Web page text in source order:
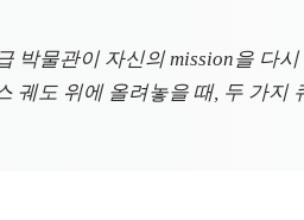
박물관이 자신의 mission을 다
궤도 위에 올려놓을 때, 두 가